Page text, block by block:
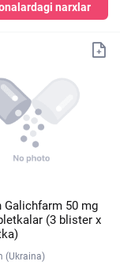
narxlar
Galichfarm 50 mg
(3 blister х
(Ukraina)